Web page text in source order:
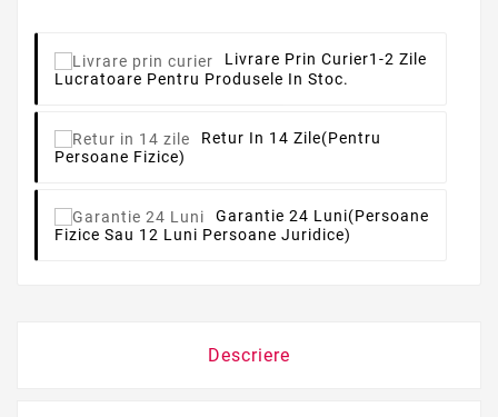
Livrare Prin Curier1-2 Zile
Lucratoare Pentru Produsele In Stoc.
Retur In 14 Zile(pentru
Persoane Fizice)
Garantie 24 Luni(persoane
Fizice Sau 12 Luni Persoane Juridice)
Descriere